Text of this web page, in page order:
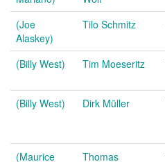
(Joe
Alaskey)
Tilo Schmitz
(Billy West) Tim Moeseritz
(Billy West) Dirk Müller
(Maurice
Thomas